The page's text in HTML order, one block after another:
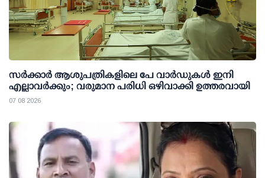
സര്‍ക്കാര്‍ ആശുപത്രികളിലെ പേ വാര്‍ഡുകള്‍ ഇനി
എല്ലാവര്‍ക്കും; വരുമാന പരിധി ഒഴിവാക്കി ഉത്തരവായി
07 08 2026